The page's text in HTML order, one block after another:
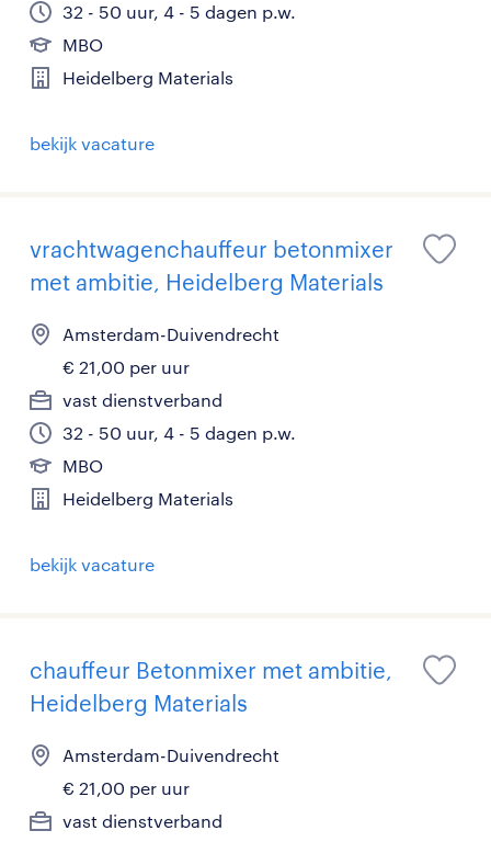
32 - 50 uur, 4 - 5 dagen p.w.
MBO
Heidelberg Materials
bekijk vacature
vrachtwagenchauffeur betonmixer
met ambitie, Heidelberg Materials
Amsterdam-Duivendrecht
€ 21,00 per uur
vast dienstverband
32 - 50 uur, 4 - 5 dagen p.w.
MBO
Heidelberg Materials
bekijk vacature
chauffeur Betonmixer met ambitie,
Heidelberg Materials
Amsterdam-Duivendrecht
€ 21,00 per uur
vast dienstverband